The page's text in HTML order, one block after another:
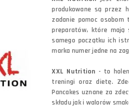
produkowane są przez
zadanie pomoc
preparatów, które
samego początku ich
marka numer jedne na
XXL Nutrition - to
treningi oraz dietę.
Pancakes uznane za
składu jak i walorów